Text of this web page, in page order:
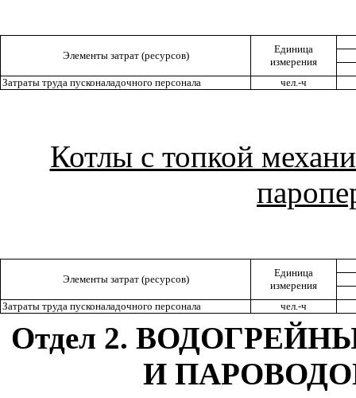
Элементы затрат (ресурсов)
Единица
измерения
Затраты труда пусконаладочного персонала
чел.-ч
Котлы с топкой
Элементы затрат (ресурсов)
Единица
измерения
Затраты труда пусконаладочного персонала
чел.-ч
Отдел 2.
И